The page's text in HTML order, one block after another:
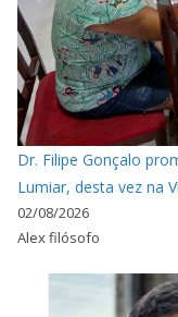
Dr. Filipe Gonçalo
Lumiar, desta vez na
02/08/2026
Alex filósofo